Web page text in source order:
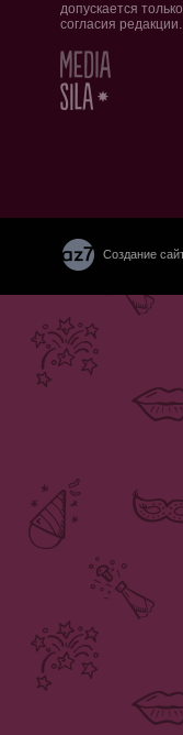
допускается
согласия редакции.
Создание